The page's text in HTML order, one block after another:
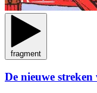
fragment
De nieuwe